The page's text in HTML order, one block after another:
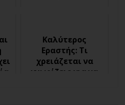
Καλύτερος
Εραστής: Τι
χρειάζεται να
γνωρίζεις για να